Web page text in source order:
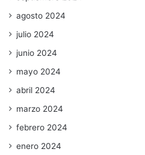
agosto 2024
julio 2024
junio 2024
mayo 2024
abril 2024
marzo 2024
febrero 2024
enero 2024